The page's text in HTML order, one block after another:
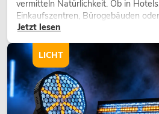
vermitteln Natürlichkeit. Ob in
Einkaufszentren, Bürogebäuden
eine hochwertige Begrünung gehört
Jetzt lesen
LICHT